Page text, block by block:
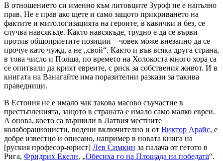
В отношението си именно към литовците Зуроф не е напълно
прав. Не е прав ако щете и само защото прикриването на
фактите и митологизацията на героите, в кавички и без, се
случва навсякъде. Както навсякъде, трудно е да се върви
против общоприетите позиции – човек може внезапно да се
прочуе като чужд, а не „свой“. Както и във всяка друга страна,
в това число и Полша, по времето на Холокоста много хора са
се опитвали да крият евреите, с риск за собствения живот. И в
книгата на Ванагайте има поразителни разкази за такива
праведници.
В Естония не е имало чак такова масово съучастие в
престъпленията, защото в страната е имало само малко евреи.
А онова, което са вършили в Латвия местните
колаборационисти, водени включително и от Виктор Арайс, е
добре известно и описано, например в новата книга на
[руския професор-юрист] Лев Симкин за палача от гетото в
Рига, Фридрих Екелн, „Обесиха го на Площада на победата“.